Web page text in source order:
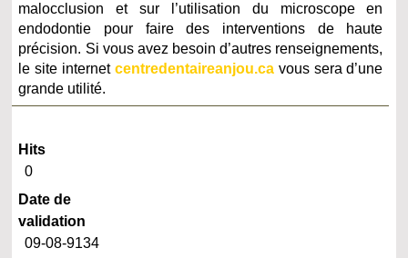
malocclusion et sur l’utilisation du microscope en
endodontie pour faire des interventions de haute
précision. Si vous avez besoin d’autres renseignements,
le site internet centredentaireanjou.cavous sera d’une
grande utilité.
Hits
0
Date de
validation
09-08-9134